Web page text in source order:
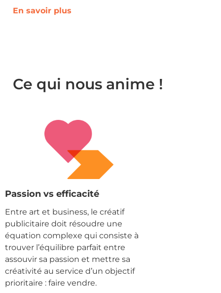
En savoir plus
Ce qui nous anime !
Passion vs efficacité
Entre art et business, le créatif
publicitaire doit résoudre une
équation complexe qui consiste à
trouver l’équilibre parfait entre
assouvir sa passion et mettre sa
créativité au service d’un objectif
prioritaire : faire vendre.